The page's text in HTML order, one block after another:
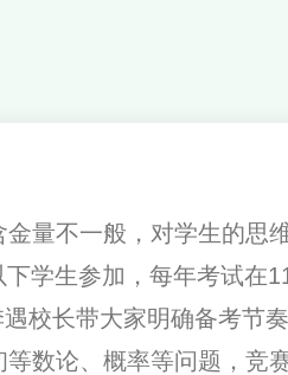
量不一般，对学生的思
学生参加，每年考试在
校长带大家明确备考节
数论、概率等问题，竞